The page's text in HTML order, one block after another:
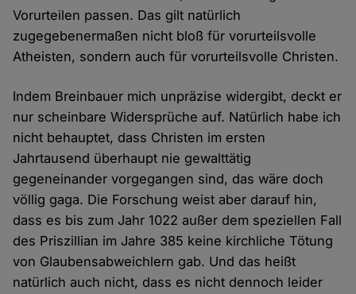
Vorurteilen passen. Das gilt natürlich
zugegebenermaßen nicht bloß für vorurteilsvolle
Atheisten, sondern auch für vorurteilsvolle Christen.
Indem Breinbauer mich unpräzise widergibt, deckt er
nur scheinbare Widersprüche auf. Natürlich habe ich
nicht behauptet, dass Christen im ersten
Jahrtausend überhaupt nie gewalttätig
gegeneinander vorgegangen sind, das wäre doch
völlig gaga. Die Forschung weist aber darauf hin,
dass es bis zum Jahr 1022 außer dem speziellen Fall
des Priszillian im Jahre 385 keine kirchliche Tötung
von Glaubensabweichlern gab. Und das heißt
natürlich auch nicht, dass es nicht dennoch leider